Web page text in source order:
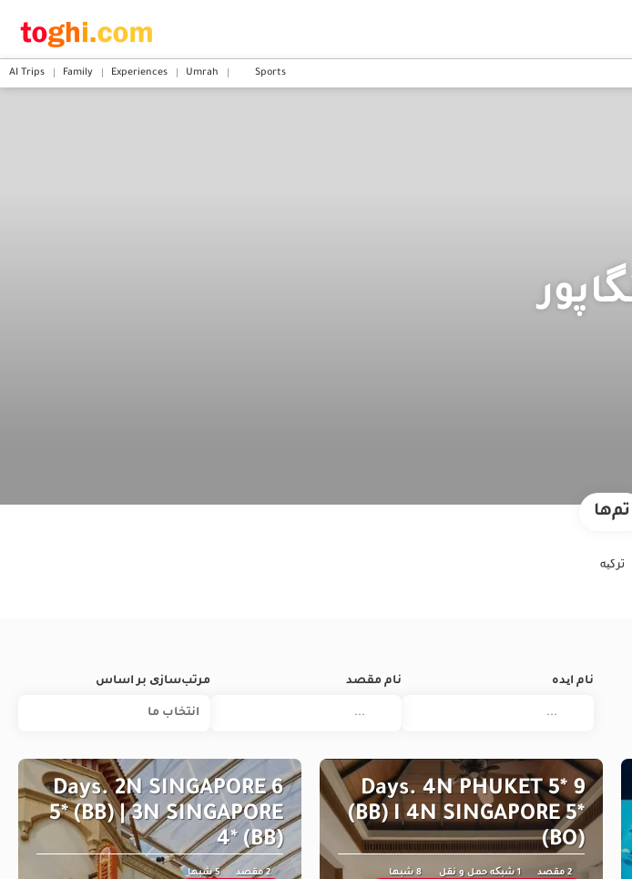
Sports
Umrah
Experiences
Family
AI Trips
تم‌ها
ترکیه
نام ایده نام مقصد مرتب‌سازی بر اساس
انتخاب‌ ما
9 Days. 4N PHUKET 5*
(BB) I 4N SINGAPORE 5*
(BO)
2 مقصد 1 شبکه حمل و نقل 8 شبها
6 Days. 2N SINGAPORE
5* (BB) | 3N SINGAPORE
4* (BB)
2 مقصد 5 شبها